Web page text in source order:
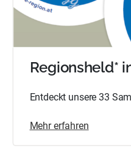
Regionsheld*
Entdeckt unsere 33
Mehr erfahren